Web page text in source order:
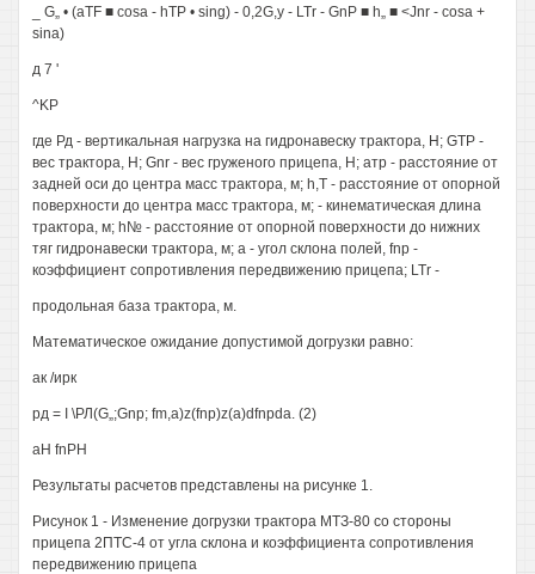
_ G„ • (aTF ■ cosa - hTP • sing) - 0,2G,y - LTr - GnP ■ h„ ■ <Jnr - cosa +
sina)
д 7 '
^KP
где Рд - вертикальная нагрузка на гидронавеску трактора, Н; GTP -
вес трактора, Н; Gnr - вес груженого прицепа, Н; атр - расстояние от
задней оси до центра масс трактора, м; h,T - расстояние от опорной
поверхности до центра масс трактора, м; - кинематическая длина
трактора, м; h№ - расстояние от опорной поверхности до нижних
тяг гидронавески трактора, м; а - угол склона полей, fnp -
коэффициент сопротивления передвижению прицепа; LTr -
продольная база трактора, м.
Математическое ожидание допустимой догрузки равно:
ак /ирк
рд = I \РЛ(G„;Gnp; fm,a)z(fnp)z(a)dfnpda. (2)
aH fnPH
Результаты расчетов представлены на рисунке 1.
Рисунок 1 - Изменение догрузки трактора МТЗ-80 со стороны
прицепа 2ПТС-4 от угла склона и коэффициента сопротивления
передвижению прицепа